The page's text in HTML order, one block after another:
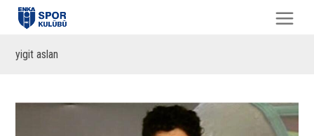
yigit aslan